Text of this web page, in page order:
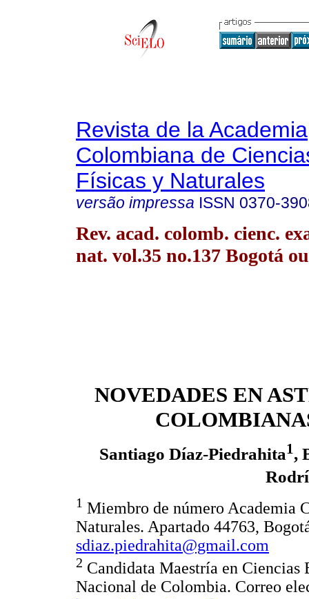
Revista de la Academia
Colombiana de
Físicas y Naturales
versão impressa ISSN 0370-
Rev. acad. colomb. cienc.
nat. vol.35 no.137 Bogotá
NOVEDADES EN
Santiago Díaz-Piedrahita1 ,
1 Miembro de número Academia
Naturales. Apartado 44763,
sdiaz.piedrahita@gmail.com
2 Candidata Maestría en
Nacional de Colombia. Correo